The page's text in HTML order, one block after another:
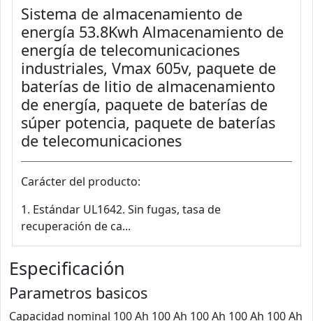
Sistema de almacenamiento de
energía 53.8Kwh Almacenamiento de
energía de telecomunicaciones
industriales, Vmax 605v, paquete de
baterías de litio de almacenamiento
de energía, paquete de baterías de
súper potencia, paquete de baterías
de telecomunicaciones
Carácter del producto:
1. Estándar UL1642. Sin fugas, tasa de
recuperación de ca...
Especificación
Parametros basicos
Capacidad nominal 100 Ah 100 Ah 100 Ah 100 Ah 100 Ah